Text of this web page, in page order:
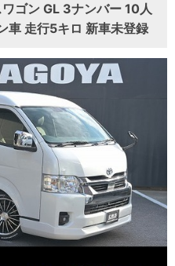
ゴン GL 3ナンバー 10人
走行5キロ 新車未登録